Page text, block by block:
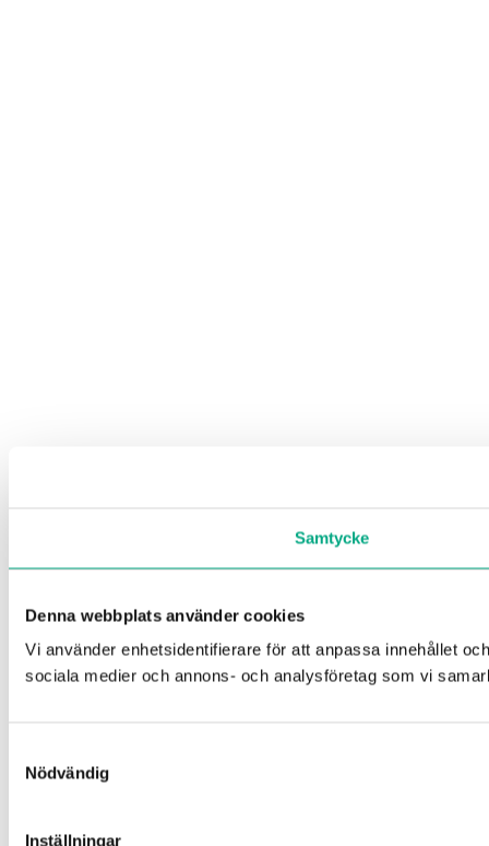
Samtycke
Denna webbplats använder cookies
Vi använder enhetsidentifierare för att anpassa innehållet
sociala medier och annons- och analysföretag som vi
Nödvändig
Inställningar